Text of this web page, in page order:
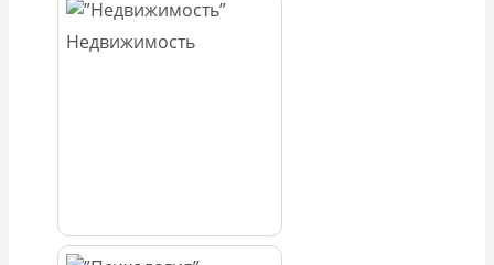
Недвижимость